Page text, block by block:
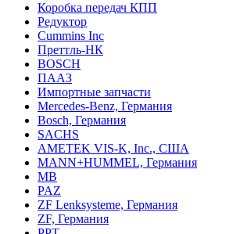
Коробка передач КПП
Редуктор
Cummins Inc
Преттль-НК
BOSCH
ПААЗ
Импортные запчасти
Mercedes-Benz, Германия
Bosch, Германия
SACHS
AMETEK VIS-K, Inc., США
MANN+HUMMEL, Германия
MB
PAZ
ZF Lenksysteme, Германия
ZF, Германия